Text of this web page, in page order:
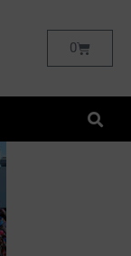
0